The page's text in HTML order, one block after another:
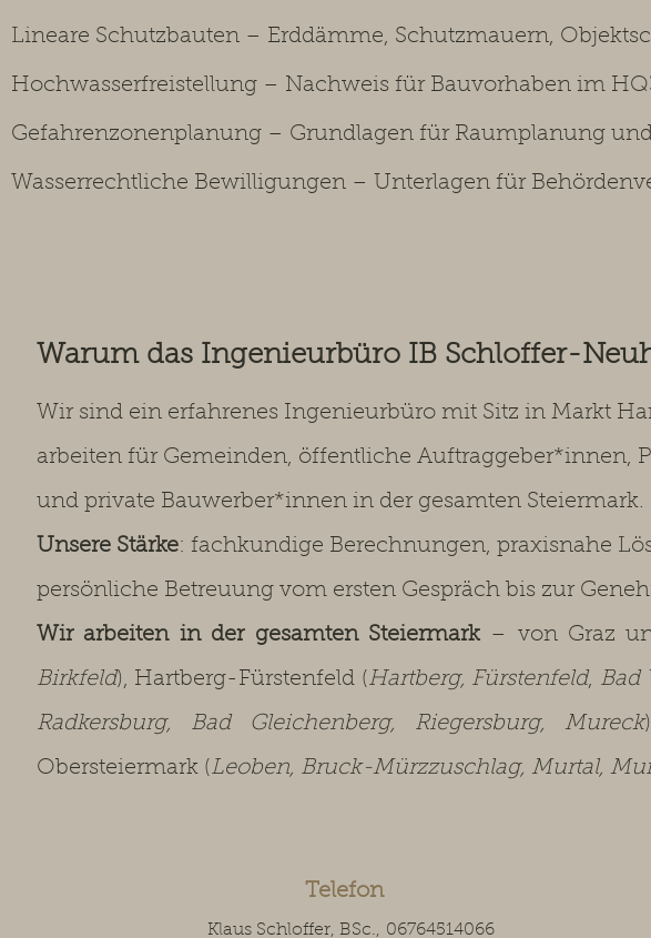
Lineare Schutzbauten – Erddämme, Schutzmauern,
Hochwasserfreistellung – Nachweis für Bauvorhaben im
Gefahrenzonenplanung – Grundlagen für Raumplanung
Wasserrechtliche Bewilligungen – Unterlagen für
Warum das Ingenieurbüro IB Schloffer-
Wir sind ein erfahrenes Ingenieurbüro mit Sitz in Markt
arbeiten für Gemeinden, öffentliche Auftraggeber*innen,
und private Bauwerber*innen in der gesamten Steiermark.
Unsere Stärke: fachkundige Berechnungen, praxisnahe
persönliche Betreuung vom ersten Gespräch bis zur
Wir arbeiten in der gesamten Steiermark– von Graz
Birkfeld), Hartberg-Fürstenfeld (Hartberg, Fürstenfeld, Bad
Radkersburg, Bad Gleichenberg, Riegersburg, Mureck
Obersteiermark (Leoben, Bruck-Mürzzuschlag, Murtal,
Telefon
Klaus Schloffer, BSc., 06764514066